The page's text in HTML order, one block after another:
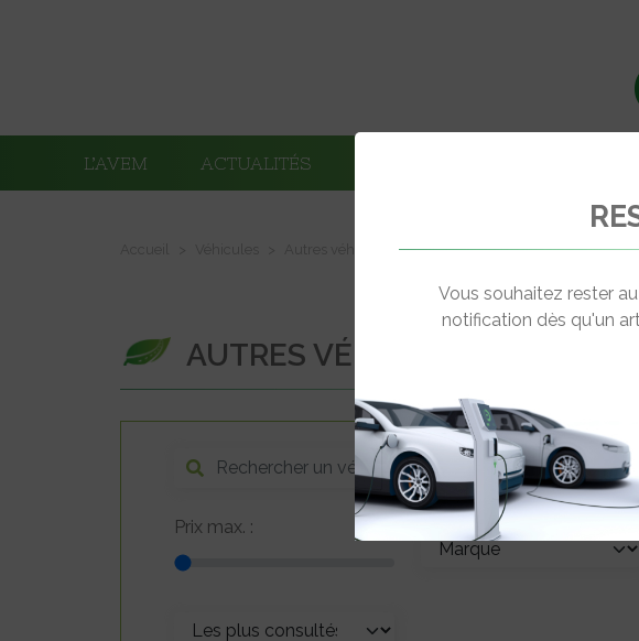
L’AVEM ACTUALITÉS
Autres véhicules : camions électriques
AUTRES VÉHICULES :
Prix max. :
Vous souhaitez rester
notification dès qu'un